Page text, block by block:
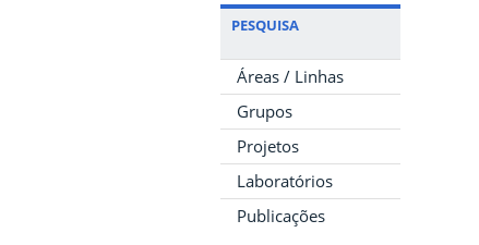
PESQUISA
Áreas / Linhas
Grupos
Projetos
Laboratórios
Publicações